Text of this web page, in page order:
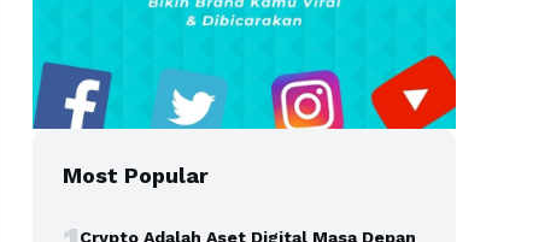
Most Popular
Crypto Adalah Aset Digital Masa Depan